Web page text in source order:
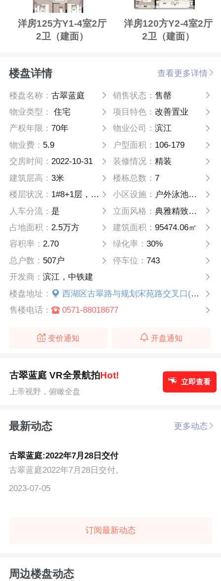
洋房125方Y1-4室2厅
2卫（建面）
洋房120方Y2-4室2厅
2卫（建面）
楼盘详情 查看更多详情
楼盘名称：古翠蓝庭 销售状态： 售罄
物业类型：
住宅 项目特色： 改善置业
产权年限：70年 物业公司： 滨江
物业费： 5.9 户型面积： 106-179
交房时间：2022-10-31 装修情况： 精装
建筑层高：3米 楼栋总数： 7
楼层状况： 1#8+1层，2、3#11层，4#12层，6#24层，5、7#25层 小区设施： 户外泳池健身，儿童乐园
人车分流： 是 立面风格： 典雅精致的现代化风格
占地面积：2.5万方 建筑面积： 95474.06㎡
容积率：2.70 绿化率： 30%
总户数： 507户 停车位： 743
开发商：滨江，中铁建
楼盘地址：
西湖区古翠路与规划宋苑路交叉口(翠苑三匹北)
售楼电话：
0571-88018677
变价通知 开盘通知
古翠蓝庭 VR全景航拍Hot!
上帝视野，俯瞰全盘
立即查看
最新动态 更多动态
古翠蓝庭:2022年7月28日交付
古翠蓝庭2022年7月28日交付。
2023-07-05
订阅最新动态
周边楼盘动态